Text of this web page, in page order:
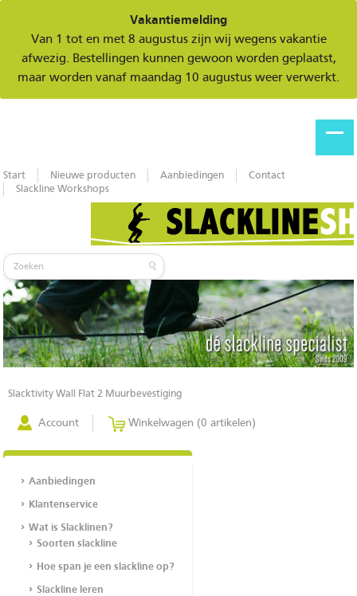
Vakantiemelding
Van 1 tot en met 8 augustus zijn wij wegens vakantie
afwezig. Bestellingen kunnen gewoon worden geplaatst,
maar worden vanaf maandag 10 augustus weer verwerkt.
Start Nieuwe producten Aanbiedingen
Contact
Slackline Workshops
Slacktivity Wall Flat 2 Muurbevestiging
Account Winkelwagen (0 artikelen)
Aanbiedingen
Klantenservice
Wat is Slacklinen?
Soorten slackline
Hoe span je een slackline op?
Slackline leren